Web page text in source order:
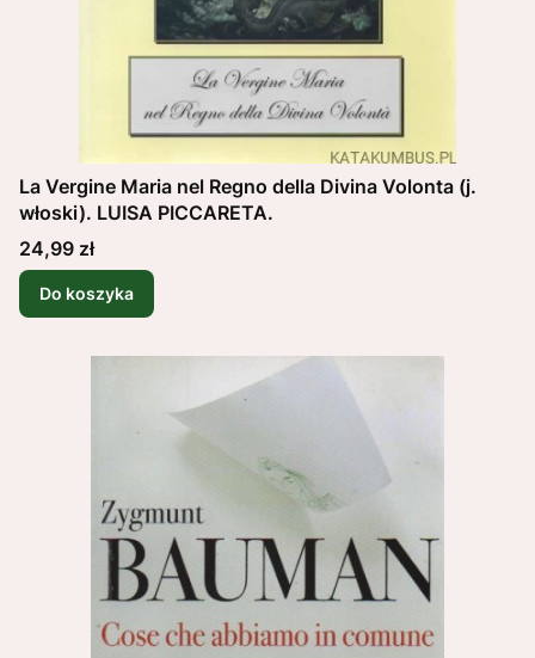
La Vergine Maria nel Regno della Divina Volonta (j.
włoski). LUISA PICCARETA.
Cena
24,99 zł
Do koszyka